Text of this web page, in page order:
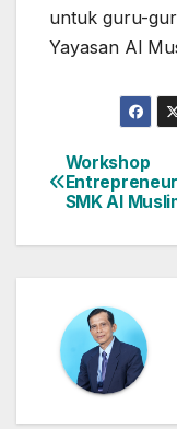
untuk guru-
Yayasan Al
Post
Workshop
SMK Al